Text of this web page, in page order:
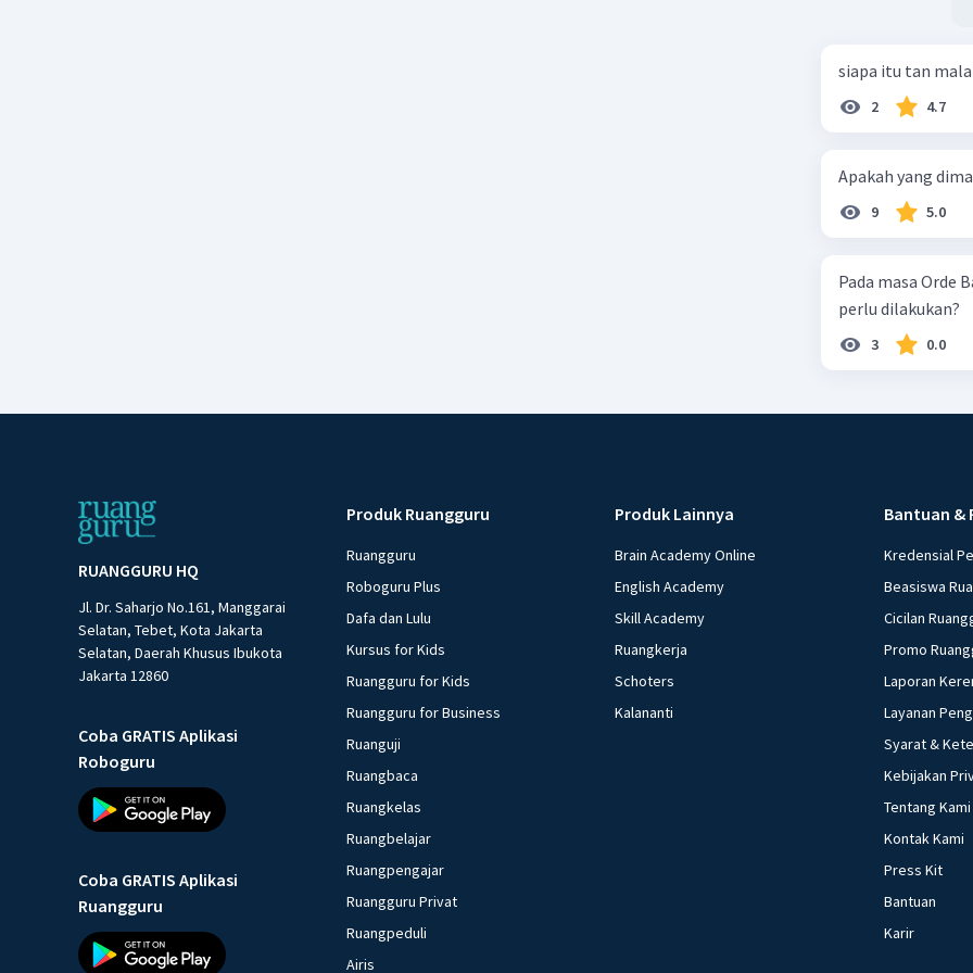
dan
tari.
Genre
Musik
atau
klasik
Musik
vokal
Metal:
dan
siapa itu tan
2 4.7
Apakah yang
9 5.0
Pada masa Orde
perlu dilakukan?
3 0.0
RUANGGURU HQ
Jl. Dr. Saharjo No.161, Manggarai
Selatan, Tebet, Kota Jakarta
Selatan, Daerah Khusus Ibukota
Jakarta 12860
Coba GRATIS Aplikasi
Roboguru
Coba GRATIS Aplikasi
Ruangguru
Produk Ruangguru
Ruangguru
Roboguru Plus
Dafa dan Lulu
Kursus for Kids
Ruangguru for Kids
Ruangguru for Business
Ruanguji
Ruangbaca
Ruangkelas
Ruangbelajar
Ruangpengajar
Ruangguru Privat
Ruangpeduli
Airis
Produk Lainnya
Brain Academy Online
English Academy
Skill Academy
Ruangkerja
Schoters
Kalananti
Bantuan &
Kredensial
Beasiswa
Cicilan
Promo
Laporan
Layanan
Syarat &
Kebijakan
Tentang Kami
Kontak Kami
Press Kit
Bantuan
Karir